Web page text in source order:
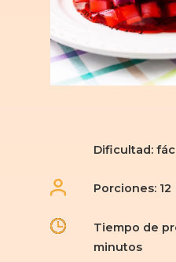
Dificultad:
Porciones: 12
Tiempo de
minutos